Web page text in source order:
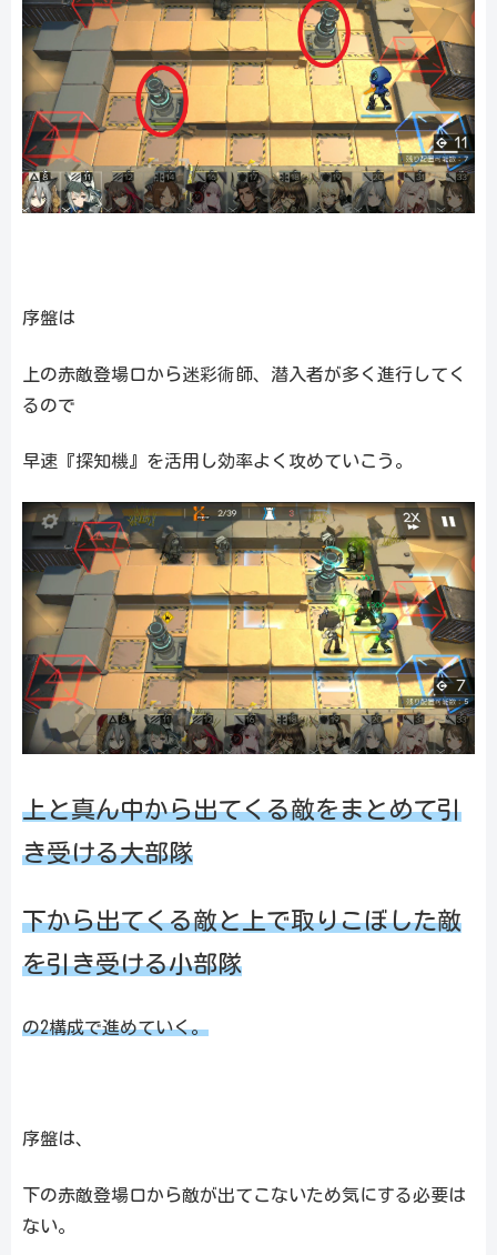
序盤は
上の赤敵登場口から迷彩術師、潜入者が多く進行してく
るので
早速『探知機』を活用し効率よく攻めていこう。
上と真ん中から出てくる敵をまとめて引
き受ける大部隊
下から出てくる敵と上で取りこぼした敵
を引き受ける小部隊
の2構成で進めていく。
序盤は、
下の赤敵登場口から敵が出てこないため気にする必要は
ない。